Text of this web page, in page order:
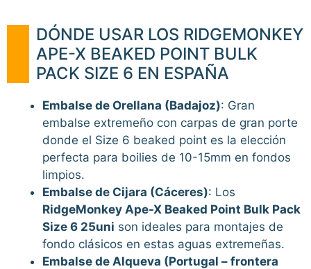
DÓNDE USAR LOS RIDGEMONKEY
APE-X BEAKED POINT BULK
PACK SIZE 6 EN ESPAÑA
Embalse de Orellana (Badajoz): Gran
embalse extremeño con carpas de gran porte
donde el Size 6 beaked point es la elección
perfecta para boilies de 10-15mm en fondos
limpios.
Embalse de Cijara (Cáceres): Los
RidgeMonkey Ape-X Beaked Point Bulk Pack
Size 6 25uni son ideales para montajes de
fondo clásicos en estas aguas extremeñas.
Embalse de Alqueva (Portugal – frontera